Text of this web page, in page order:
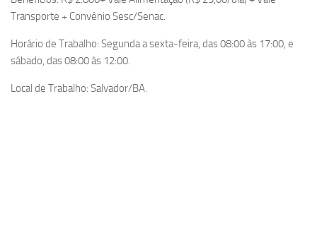
Transporte + Convênio Sesc/Senac.
Horário de Trabalho: Segunda a sexta-feira, das 08:00 às 17:00, e
sábado, das 08:00 às 12:00.
Local de Trabalho: Salvador/BA.